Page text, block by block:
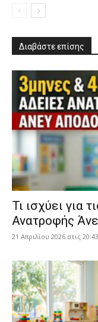
Διαβάστε επίσης
​Τι ισχύει για
Ανατροφής
21 Απριλίου 2026 στις 20:43